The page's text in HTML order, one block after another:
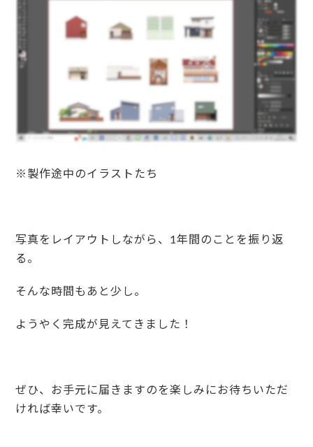
※製作途中のイラストたち
写真をレイアウトしながら、1年間のことを振り返
る。
そんな時間もあと少し。
ようやく完成が見えてきました！
ぜひ、お手元に届きますのを楽しみにお待ちいただ
ければ幸いです。